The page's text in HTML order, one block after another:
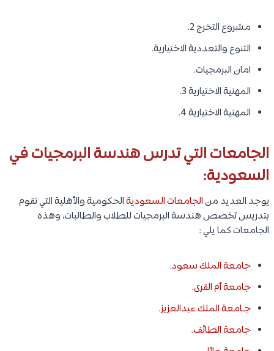
مشروع التخرج 2.
التنوع والتعددية الاختيارية.
امان البرمجيات.
المهنية الاختيارية 3.
المهنية الاختيارية 4.
الجامعات التي تدرس هندسة البرمجيات في
السعودية:
يوجد العديد منالجامعات السعوديةالحكومية والأهلية التي تقوم
بتدريس تخصص هندسة البرمجيات للطلاب والطالبات، وهذه
الجامعات كما يلي :
جامعة الملك سعود.
جامعة أم القرى.
جـامعة الملك عبدالعزيز.
جامعة الطائف.